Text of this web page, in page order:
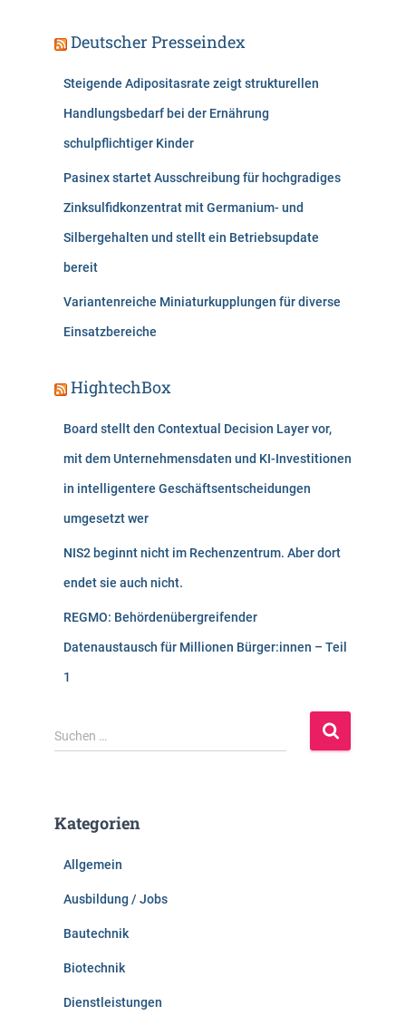
Deutscher Presseindex
Steigende Adipositasrate zeigt strukturellen
Handlungsbedarf bei der Ernährung
schulpflichtiger Kinder
Pasinex startet Ausschreibung für hochgradiges
Zinksulfidkonzentrat mit Germanium- und
Silbergehalten und stellt ein Betriebsupdate
bereit
Variantenreiche Miniaturkupplungen für diverse
Einsatzbereiche
HightechBox
Board stellt den Contextual Decision Layer vor,
mit dem Unternehmensdaten und KI-Investitionen
in intelligentere Geschäftsentscheidungen
umgesetzt wer
NIS2 beginnt nicht im Rechenzentrum. Aber dort
endet sie auch nicht.
REGMO: Behördenübergreifender
Datenaustausch für Millionen Bürger:innen – Teil
1
S
u
n
Suchen …
Kategorien
Allgemein
Ausbildung / Jobs
Bautechnik
Biotechnik
Dienstleistungen